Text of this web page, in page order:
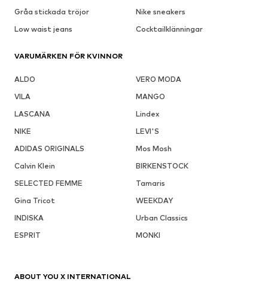
Gråa stickada tröjor
Nike sneakers
Low waist jeans
Cocktailklänningar
VARUMÄRKEN FÖR KVINNOR
ALDO
VERO MODA
VILA
MANGO
LASCANA
Lindex
NIKE
LEVI'S
ADIDAS ORIGINALS
Mos Mosh
Calvin Klein
BIRKENSTOCK
SELECTED FEMME
Tamaris
Gina Tricot
WEEKDAY
INDISKA
Urban Classics
ESPRIT
MONKI
ABOUT YOU X INTERNATIONAL